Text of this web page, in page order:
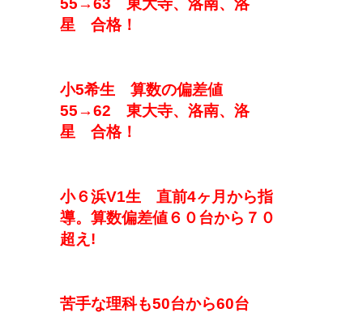
55→63 東大寺、洛南、洛
星 合格！
小5希生 算数の偏差値
55→62 東大寺、洛南、洛
星 合格！
小６浜V1生
直前4ヶ月から指
導。算数偏差値６０台から７０
超え!
苦手な理科も50台から60台